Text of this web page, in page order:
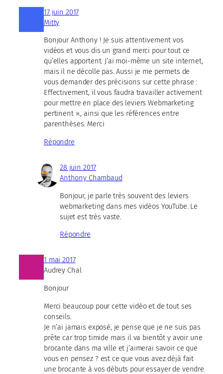
17 juin 2017
Mitty
Bonjour Anthony ! Je suis attentivement vos
vidéos et vous dis un grand merci pour tout ce
qu’elles apportent. J’ai moi-même un site internet,
mais il ne décolle pas. Aussi je me permets de
vous demander des précisions sur cette phrase :
Effectivement, il vous faudra travailler activement
pour mettre en place des leviers Webmarketing
pertinent »., ainsi que les références entre
parenthèses. Merci
Répondre
28 juin 2017
Anthony Chambaud
Bonjour, je parle très souvent des leviers
webmarketing dans mes vidéos YouTube. Le
sujet est très vaste.
Répondre
1 mai 2017
Audrey Chal
Bonjour
Merci beaucoup pour cette vidéo et de tout ses
conseils.
Je n’ai jamais exposé, je pense que je ne suis pas
prête car trop timide mais il va bientôt y avoir une
brocante dans ma ville et j’aimerai savoir ce que
vous en pensez ? est ce que vous avez déjà fait
une brocante à vos débuts pour essayer de vendre